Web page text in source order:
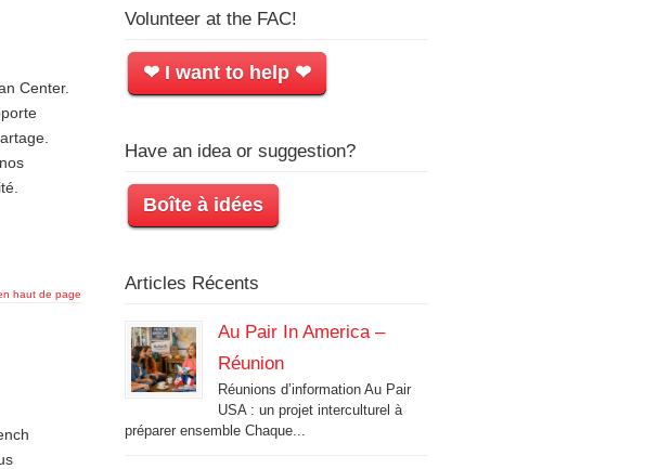
Center.
haut de page
Volunteer at the FAC!
❤ I want to help ❤
Have an idea or suggestion?
Boîte à idées
Articles Récents
Au Pair In America –
Réunion
Réunions d’information Au Pair
USA : un projet interculturel à
préparer ensemble Chaque...